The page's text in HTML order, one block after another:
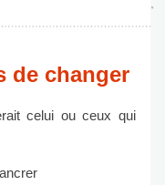
de changer
celui ou ceux qui